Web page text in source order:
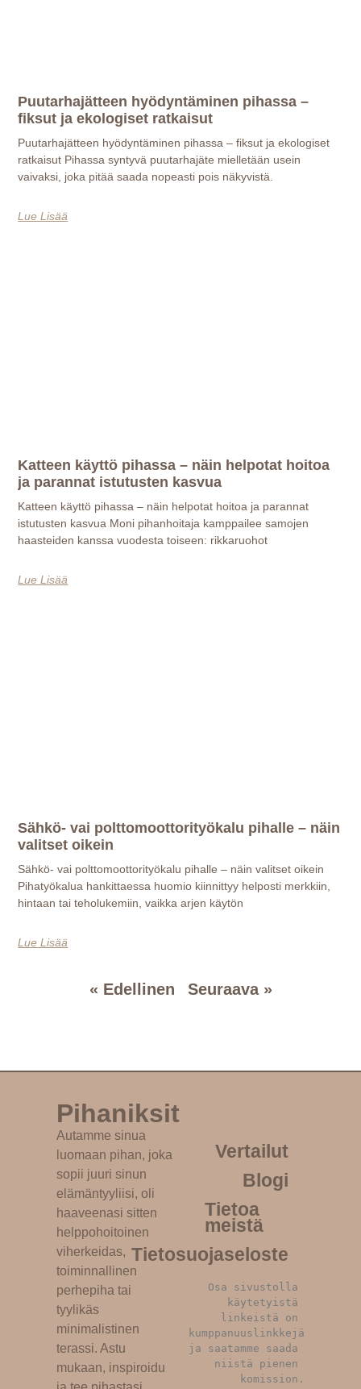
Puutarhajätteen hyödyntäminen pihassa –
fiksut ja ekologiset ratkaisut
Puutarhajätteen hyödyntäminen pihassa – fiksut ja ekologiset
ratkaisut Pihassa syntyvä puutarhajäte mielletään usein
vaivaksi, joka pitää saada nopeasti pois näkyvistä.
Lue Lisää
Katteen käyttö pihassa – näin helpotat hoitoa
ja parannat istutusten kasvua
Katteen käyttö pihassa – näin helpotat hoitoa ja parannat
istutusten kasvua Moni pihanhoitaja kamppailee samojen
haasteiden kanssa vuodesta toiseen: rikkaruohot
Lue Lisää
Sähkö- vai polttomoottorityökalu pihalle – näin
valitset oikein
Sähkö- vai polttomoottorityökalu pihalle – näin valitset oikein
Pihatyökalua hankittaessa huomio kiinnittyy helposti merkkiin,
hintaan tai teholukemiin, vaikka arjen käytön
Lue Lisää
« Edellinen Seuraava »
Pihaniksit
Autamme sinua
luomaan pihan, joka
sopii juuri sinun
elämäntyyliisi, oli
haaveenasi sitten
helppohoitoinen
viherkeidas,
toiminnallinen
perhepiha tai
tyylikäs
minimalistinen
terassi. Astu
mukaan, inspiroidu
Vertailut
Blogi
Tietoa
meistä
Tietosuojaseloste
Osa sivustolla
käytetyistä
linkeistä on
kumppanuuslinkkejä
ja saatamme saada
niistä pienen
komission.